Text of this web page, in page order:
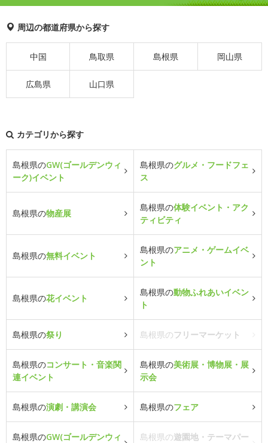
周辺の都道府県から探す
中国 鳥取県 島根県 岡山県
広島県 山口県
カテゴリから探す
島根県のGW(ゴールデンウィ
ーク)イベント
島根県のグルメ・フードフェ
ス
島根県の物産展
島根県の体験イベント・アク
ティビティ
島根県の無料イベント
島根県のアニメ・ゲームイベ
ント
島根県の花イベント
島根県の動物ふれあいイベン
ト
島根県の祭り 島根県のフリーマーケット
島根県のコンサート・音楽関
連イベント
島根県の美術展・博物展・展
示会
島根県の演劇・講演会 島根県のフェア
島根県のGW(ゴールデンウィ
島根県の遊園地・テーマパー